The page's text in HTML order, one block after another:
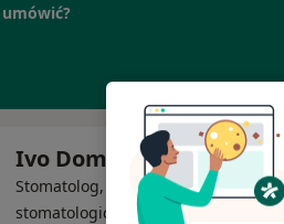
umówić?
Ivo Domagała
Stomatolog, Protetyk
stomatologiczny, Chirurg